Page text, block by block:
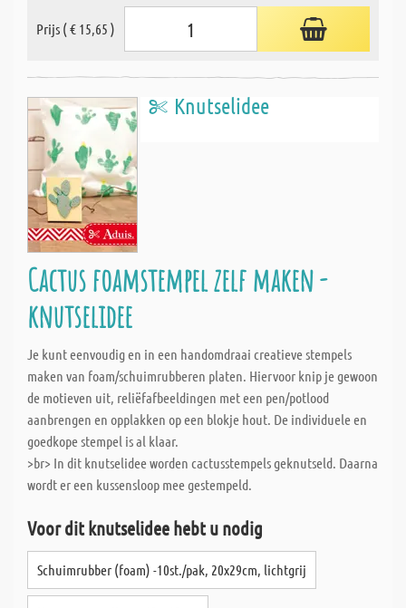
Prijs ( € 15,65 )
Knutselidee
Cactus foamstempel zelf maken -
knutselidee
Je kunt eenvoudig en in een handomdraai creatieve stempels
maken van foam/schuimrubberen platen. Hiervoor knip je gewoon
de motieven uit, reliëfafbeeldingen met een pen/potlood
aanbrengen en opplakken op een blokje hout. De individuele en
goedkope stempel is al klaar.
>br> In dit knutselidee worden cactusstempels geknutseld. Daarna
wordt er een kussensloop mee gestempeld.
Voor dit knutselidee hebt u nodig
Schuimrubber (foam) -10st./pak, 20x29cm, lichtgrij